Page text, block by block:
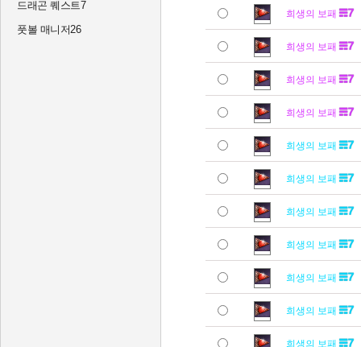
드래곤 퀘스트7
풋볼 매니저26
희생의 보패
희생의 보패
희생의 보패
희생의 보패
희생의 보패
희생의 보패
희생의 보패
희생의 보패
희생의 보패
희생의 보패
희생의 보패